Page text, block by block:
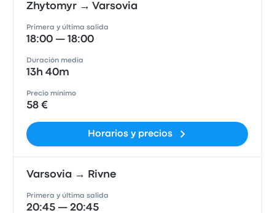
Zhytomyr → Varsovia
Primera y última salida
18:00 — 18:00
Duración media
13h 40m
Precio mínimo
58 €
Horarios y precios
Varsovia → Rivne
Primera y última salida
20:45 — 20:45